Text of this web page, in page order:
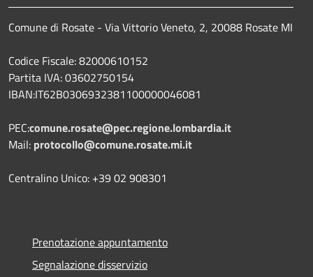
Comune di Rosate - Via Vittorio Veneto, 2, 20088 Rosate MI
Codice Fiscale: 82000610152
Partita IVA: 03602750154
IBAN:IT62B0306932381100000046081
PEC:comune.rosate@pec.regione.lombardia.it
Mail: protocollo@comune.rosate.mi.it
Centralino Unico: +39 02 908301
Prenotazione appuntamento
Segnalazione disservizio